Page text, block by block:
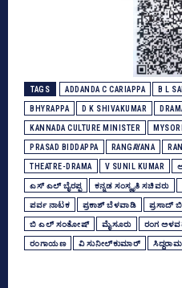
TAGS ADDANDA C CARIAPPA B L
BHYRAPPA D K SHIVAKUMAR
KANNADA CULTURE MINISTER
PRASAD BIDDAPPA RANGAYANA
THEATRE-DRAMA V SUNIL KUMAR
ಎಸ್‌ ಎಲ್‌ ಬೈರಪ್ಪ ಕನ್ನಡ ಸಂಸ್ಕೃತಿ ಸಚಿವರು
ಪರ್ವ ನಾಟಕ ಪ್ರಕಾಶ್‌ ಬೆಳವಾಡಿ ಪ್ರಸಾದ್‌
ಬಿ ಎಲ್‌ ಸಂತೋಷ್‌ ಮೈಸೂರು ರಂಗ
ರಂಗಾಯಣ ವಿ ಸುನೀಲ್‌ಕುಮಾರ್‌